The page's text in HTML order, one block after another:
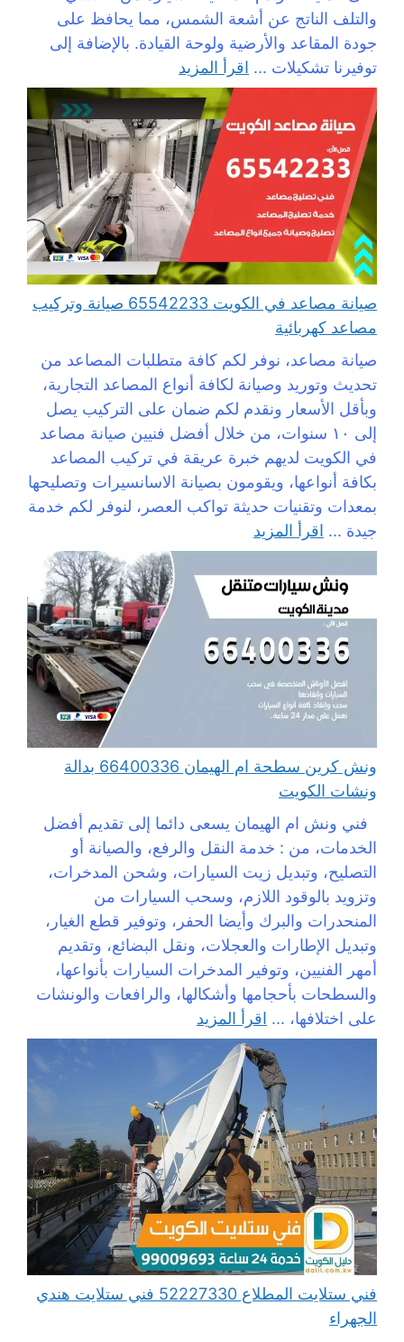
والتلف الناتج عن أشعة الشمس، مما يحافظ على
جودة المقاعد والأرضية ولوحة القيادة. بالإضافة إلى
توفيرنا تشكيلات ... اقرأ المزيد
صيانة مصاعد في الكويت 65542233 صيانة وتركيب
مصاعد كهربائية
صيانة مصاعد، نوفر لكم كافة متطلبات المصاعد من
تحديث وتوريد وصيانة لكافة أنواع المصاعد التجارية،
وبأقل الأسعار ونقدم لكم ضمان على التركيب يصل
إلى ١٠ سنوات، من خلال أفضل فنيين صيانة مصاعد
في الكويت لديهم خبرة عريقة في تركيب المصاعد
بكافة أنواعها، ويقومون بصيانة الاسانسيرات وتصليحها
بمعدات وتقنيات حديثة تواكب العصر، لنوفر لكم خدمة
جيدة ... اقرأ المزيد
ونش كرين سطحة ام الهيمان 66400336 بدالة
ونشات الكويت
فني ونش ام الهيمان يسعى دائما إلى تقديم أفضل
الخدمات، من : خدمة النقل والرفع، والصيانة أو
التصليح، وتبديل زيت السيارات، وشحن المدخرات،
وتزويد بالوقود اللازم، وسحب السيارات من
المنحدرات والبرك وأيضا الحفر، وتوفير قطع الغيار،
وتبديل الإطارات والعجلات، ونقل البضائع، وتقديم
أمهر الفنيين، وتوفير المدخرات السيارات بأنواعها،
والسطحات بأحجامها وأشكالها، والرافعات والونشات
على اختلافها، ... اقرأ المزيد
فني ستلايت المطلاع 52227330 فني ستلايت هندي
الجهراء